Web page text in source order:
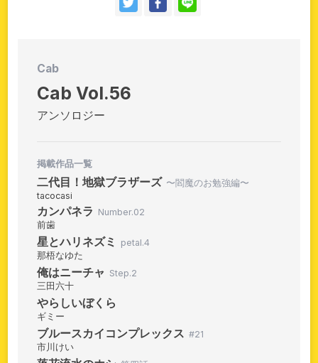
Cab
Cab Vol.56
アンソロジー
掲載作品一覧
二代目！地獄ブラザーズ 〜閻魔のお勉強編〜
tacocasi
カンパネラ Number.02
前歯
星とハリネズミ
petal.4
那梧なゆた
俺はニーチャ Step.2
三田六十
やらしいぼくら
ギミー
ブルースカイコンプレックス #21
市川けい